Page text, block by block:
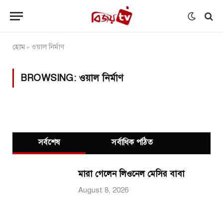
হোম» ওয়াল নির্মাণ
BROWSING: ওয়াল নির্মাণ
সর্বশেষ সর্বাধিক পঠিত
মারা গেলেন লিওনেল মেসির বাবা
August 8, 2026